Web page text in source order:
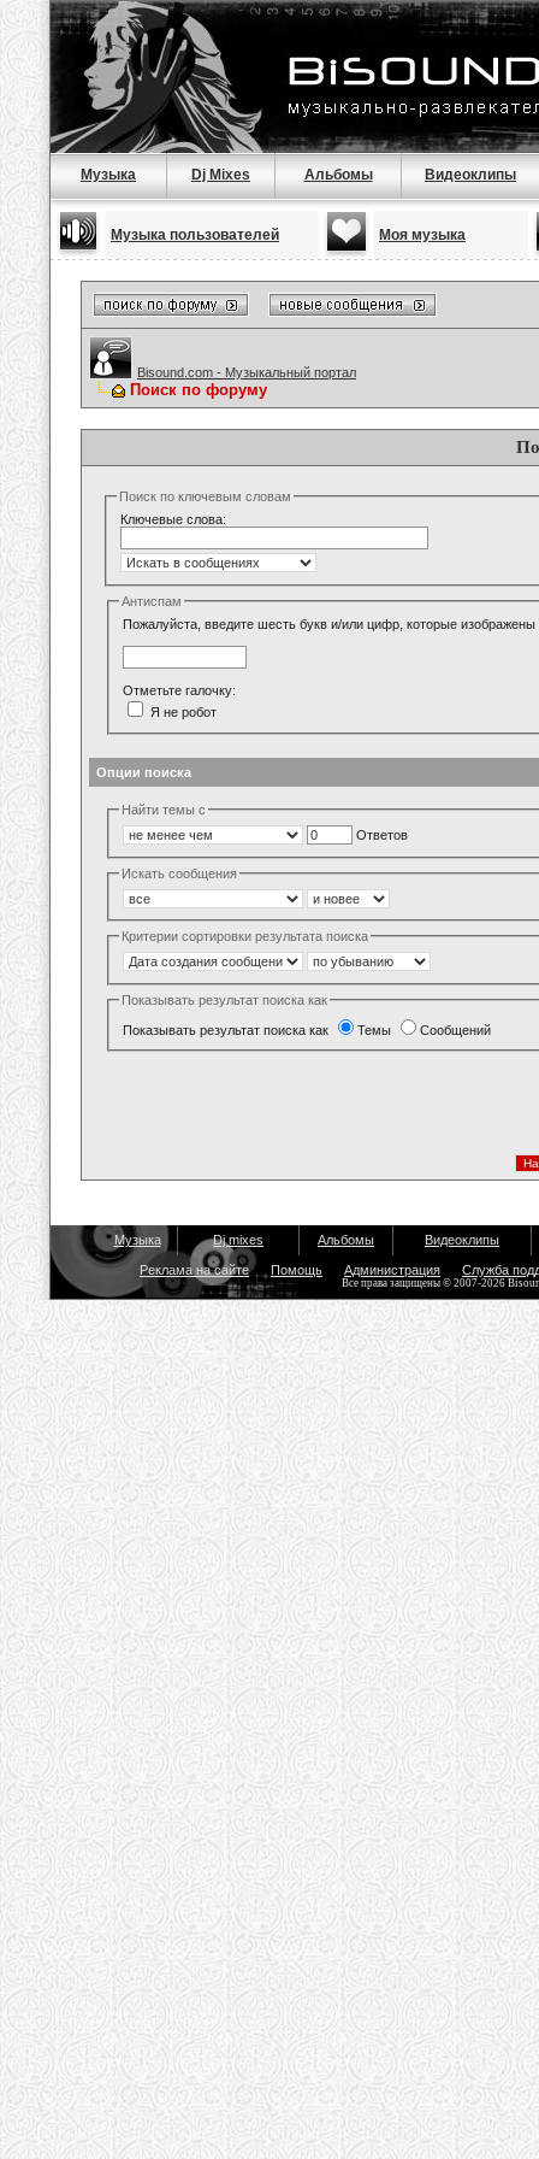
Музыка Dj Mixes Альбомы Видеоклипы
Музыка пользователей Моя музыка
Bisound.com - Музыкальный портал
Поиск по форуму
Поиск по ключевым словам
Ключевые слова:
Антиспам
Пожалуйста, введите шесть букв и/или цифр, которые изображены
Отметьте галочку:
Я не робот
Опции поиска
Найти темы с
Ответов
Искать сообщения
Критерии сортировки результата поиска
Показывать результат поиска как
Показывать результат поиска как Темы Сообщений
Музыка Dj mixes Альбомы Видеоклипы
Реклама на сайте Помощь Администрация Служба
Все права защищены © 2007-2026